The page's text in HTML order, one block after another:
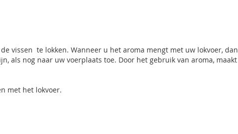
vissen te lokken. Wanneer u het aroma mengt met uw lokvoer, dan
als nog naar uw voerplaats toe. Door het gebruik van aroma, maakt
met het lokvoer.